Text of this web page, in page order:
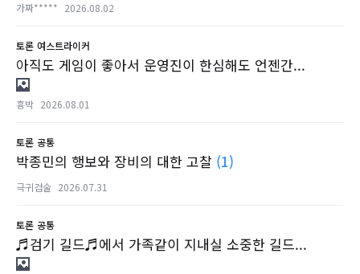
가짜***** 2026.08.02
토론 여스트라이커
아직도 게임이 좋아서 운영진이 한심해도 언젠간...
흉박 2026.08.01
토론 공통
박종민의 행보와 장비의 대한 고찰 (1)
극귀검술 2026.07.31
토론 공통
♬검기 길드♬에서 가족같이 지내실 소중한 길드...